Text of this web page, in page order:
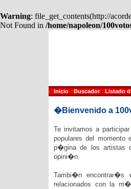
Warning: file_get_contents(http://
Not Found in /home/napoleon/
Inicio·Buscador·Listado
�Bienvenido a
Te invitamos a
populares del
p�gina de los artistas
opini�n.
Tambi�n encontrar�s
relacionados con la